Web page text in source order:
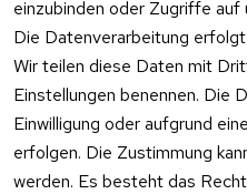
einzubinden oder Zugriffe auf
Die Datenverarbeitung
Wir teilen diese Daten mit
Einstellungen benennen. Die
Einwilligung oder aufgrund
erfolgen. Die Zustimmung
werden. Es besteht das
Vertrag
widerrufen